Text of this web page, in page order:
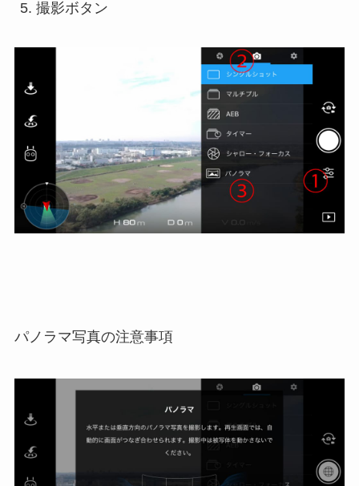
撮影ボタン
パノラマ写真の注意事項